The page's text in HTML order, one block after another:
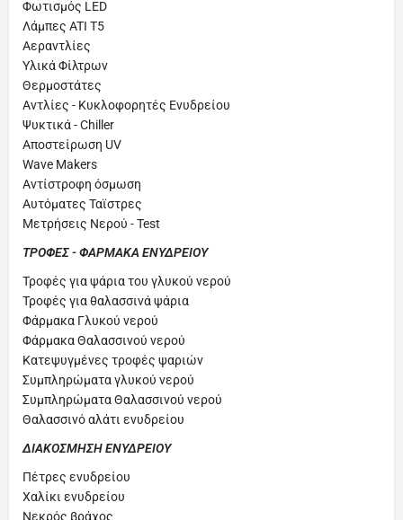
Φωτισμός LED
Λάμπες ATI T5
Αεραντλίες
Υλικά Φίλτρων
Θερμοστάτες
Αντλίες - Κυκλοφορητές Ενυδρείου
Ψυκτικά - Chiller
Αποστείρωση UV
Wave Makers
Αντίστροφη όσμωση
Αυτόματες Ταϊστρες
Μετρήσεις Νερού - Test
ΤΡΟΦΕΣ - ΦΑΡΜΑΚΑ ΕΝΥΔΡΕΙΟΥ
Τροφές για ψάρια του γλυκού νερού
Τροφές για θαλασσινά ψάρια
Φάρμακα Γλυκού νερού
Φάρμακα Θαλασσινού νερού
Κατεψυγμένες τροφές ψαριών
Συμπληρώματα γλυκού νερού
Συμπληρώματα Θαλασσινού νερού
Θαλασσινό αλάτι ενυδρείου
ΔΙΑΚΟΣΜΗΣΗ ΕΝΥΔΡΕΙΟΥ
Πέτρες ενυδρείου
Χαλίκι ενυδρείου
Νεκρός βράχος